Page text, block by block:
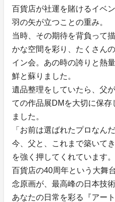
百貨店が社運を賭けるイベ
羽の矢が立つことの重み。
当時、その期待を背負って
かな空間を彩り、たくさん
イン会。あの時の誇りと熱
鮮と蘇りました。
遺品整理をしていたら、父
ての作品展DMを大切に保
ました。
「お前は選ばれたプロなん
今、父と、これまで築いて
を強く押してくれています。
百貨店の40周年という大舞
念原画が、最高峰の日本技
あなたの日常を彩る『アー